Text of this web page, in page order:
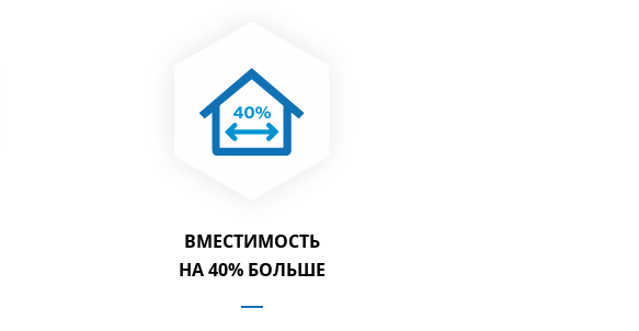
ВМЕСТИМОСТЬ
НА 40% БОЛЬШЕ